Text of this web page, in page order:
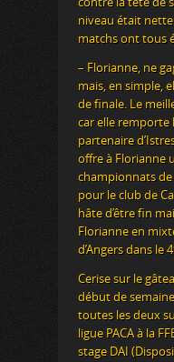
niveau était
matchs ont tous
– Florianne, ne
mais, en simple,
de finale. Le
car elle remporte
partenaire
offre à Florianne
championnats de
pour le club de
hâte d’être fin
Florianne en
d’Angers dans le
Cerise sur le
début de
toutes les deux
ligue PACA à la
stage DAI